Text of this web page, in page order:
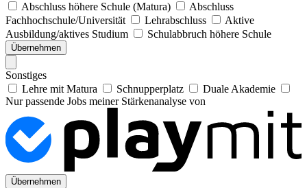
Abschluss höhere Schule (Matura)
Abschluss
Fachhochschule/Universität
Lehrabschluss
Aktive
Ausbildung/aktives Studium
Schulabbruch höhere Schule
Übernehmen
Sonstiges
Lehre mit Matura
Schnupperplatz
Duale Akademie
Nur passende Jobs meiner Stärkenanalyse von
Übernehmen